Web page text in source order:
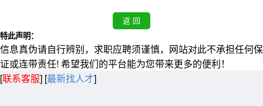
特此声明：
信息真伪请自行辨别，求职应聘须谨慎，网站对此不承担任何保
证或连带责任! 希望我们的平台能为您带来更多的便利！
[联系客服] [最新找人才]